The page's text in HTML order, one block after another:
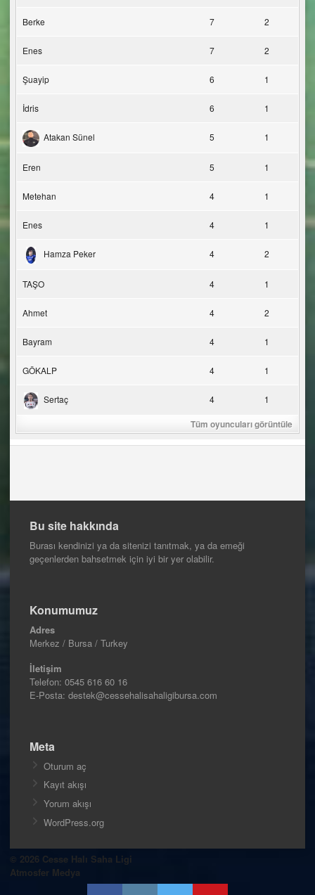
Berke 7 2
Enes 7 2
Şuayip 6 1
İdris 6 1
Atakan Sünel 5 1
Eren 5 1
Metehan 4 1
Enes 4 1
Hamza Peker 4 2
TAŞO 4 1
Ahmet 4 2
Bayram 4 1
GÖKALP 4 1
Sertaç 4 1
Tüm oyuncuları görüntüle
Bu site hakkında
Burası kendinizi ya da sitenizi tanıtmak, ya da emeği
geçenlerden bahsetmek için iyi bir yer olabilir.
Konumumuz
Adres
Merkez / Bursa / Turkey
İletişim
Telefon: 0545 616 60 16
E-Posta: destek@cessehalisahaligibursa.com
Meta
Oturum aç
Kayıt akışı
Yorum akışı
WordPress.org
© 2026 Cesse Halı Saha Ligi
Atmosfer Medya